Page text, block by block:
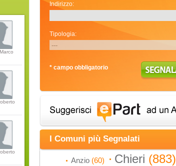
Indirizzo:
Tipologia:
* campo obbligatorio
I Comuni più Segnalati
Anzio (60) Chieri (883)